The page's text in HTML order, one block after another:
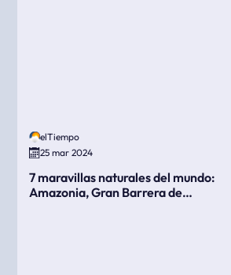
elTiempo
25 mar 2024
7 maravillas naturales del mundo:
Amazonia, Gran Barrera de